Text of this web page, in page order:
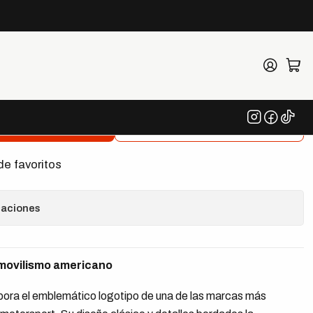
favoritos
americano
el emblemático logotipo de una de las marcas más